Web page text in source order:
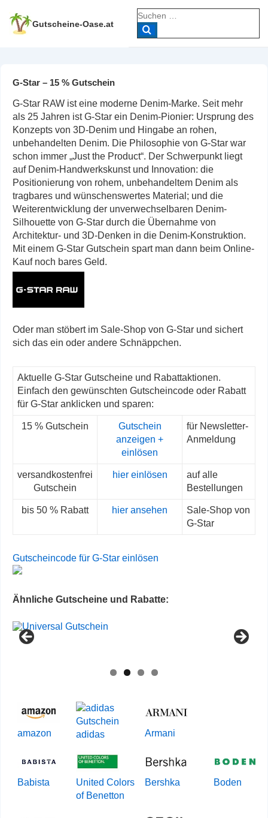
Zum
Inhalt
Gutscheine-Oase.at
Suche
nach:
G-Star – 15 % Gutschein
G-Star RAW ist eine moderne Denim-Marke. Seit mehr
als 25 Jahren ist G-Star ein Denim-Pionier: Ursprung des
Konzepts von 3D-Denim und Hingabe an rohen,
unbehandelten Denim. Die Philosophie von G-Star war
schon immer „Just the Product“. Der Schwerpunkt liegt
auf Denim-Handwerkskunst und Innovation: die
Positionierung von rohem, unbehandeltem Denim als
tragbares und wünschenswertes Material; und die
Weiterentwicklung der unverwechselbaren Denim-
Silhouette von G-Star durch die Übernahme von
Architektur- und 3D-Denken in die Denim-Konstruktion.
Mit einem G-Star Gutschein spart man dann beim Online-
Kauf noch bares Geld.
Oder man stöbert im Sale-Shop von G-Star und sichert
sich das ein oder andere Schnäppchen.
Aktuelle G-Star Gutscheine und Rabattaktionen.
Einfach den gewünschten Gutscheincode oder Rabatt
für G-Star anklicken und sparen:
15 % Gutschein
Gutschein
anzeigen +
einlösen
für Newsletter-
Anmeldung
versandkostenfrei
Gutschein
hier einlösen
auf alle
Bestellungen
bis 50 % Rabatt hier ansehen
Sale-Shop von
G-Star
Gutscheincode für G-Star einlösen
Ähnliche Gutscheine und Rabatte:
amazon adidas Armani
Babista
United Colors
of Benetton
Bershka Boden